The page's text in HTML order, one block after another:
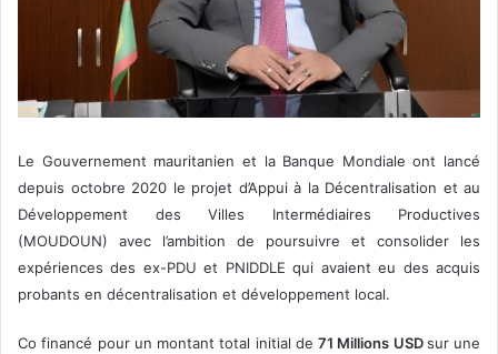
Le Gouvernement mauritanien et la Banque Mondiale ont lancé
depuis octobre 2020 le projet d’Appui à la Décentralisation et au
Développement des Villes Intermédiaires Productives
(MOUDOUN) avec l’ambition de poursuivre et consolider les
expériences des ex-PDU et PNIDDLE qui avaient eu des acquis
probants en décentralisation et développement local.
Co financé pour un montant total initial de 71 Millions USDsur une